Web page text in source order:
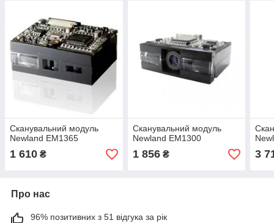
Сканувальний модуль
Newland EM1365
1 610 ₴
Сканувальний модуль
Newland EM1300
1 856₴ 3
Про нас
96% позитивних з 51 відгука за рік